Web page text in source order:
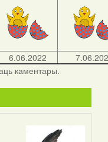
6.06.2022
каментары.